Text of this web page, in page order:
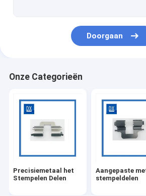
Metaal het Stempelen Klemmen
Het medische CNC Machinaal
het gieten het machinaal bewerken
Staal Ingepaste Koppeling
De Koker van de metaalring
Doorgaan
Onze Categorieën
Precisiemetaal het
Stempelen Delen
Aangepaste
stempeldelen